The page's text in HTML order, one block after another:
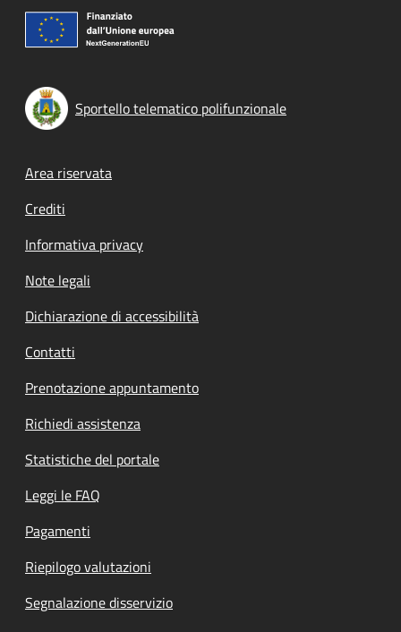
Sportello telematico polifunzionale
Footer menu
Area riservata
Crediti
Informativa privacy
Note legali
Dichiarazione di accessibilità
Contatti
Prenotazione appuntamento
Richiedi assistenza
Statistiche del portale
Leggi le FAQ
Pagamenti
Riepilogo valutazioni
Segnalazione disservizio